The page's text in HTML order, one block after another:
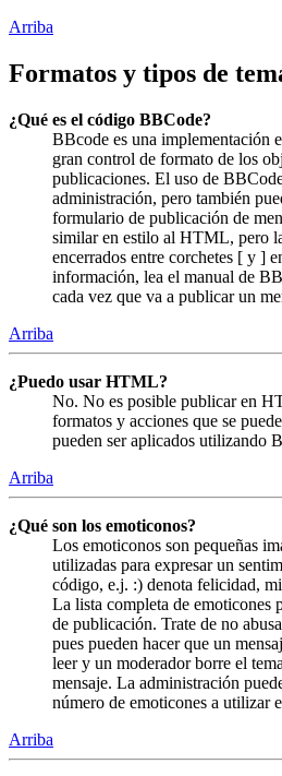
Arriba
Formatos y tipos de
¿Qué es el código BBCode?
BBcode es una implementación
gran control de formato de los
publicaciones. El uso de
administración, pero también
formulario de publicación de
similar en estilo al HTML, pero
encerrados entre corchetes [ y ]
información, lea el manual de
cada vez que va a publicar un
Arriba
¿Puedo usar HTML?
No. No es posible publicar en
formatos y acciones que se
pueden ser aplicados utilizando
Arriba
¿Qué son los emoticonos?
Los emoticonos son pequeñas
utilizadas para expresar un
código, e.j. :) denota felicidad,
La lista completa de emoticones
de publicación. Trate de no
pues pueden hacer que un
leer y un moderador borre el
mensaje. La administración
número de emoticones a utilizar
Arriba